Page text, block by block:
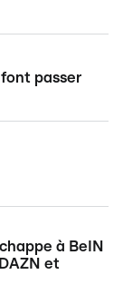
passer
à BeIN
et